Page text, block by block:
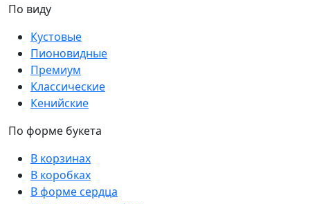
По виду
Кустовые
Пионовидные
Премиум
Классические
Кенийские
По форме букета
В корзинах
В коробках
В форме сердца